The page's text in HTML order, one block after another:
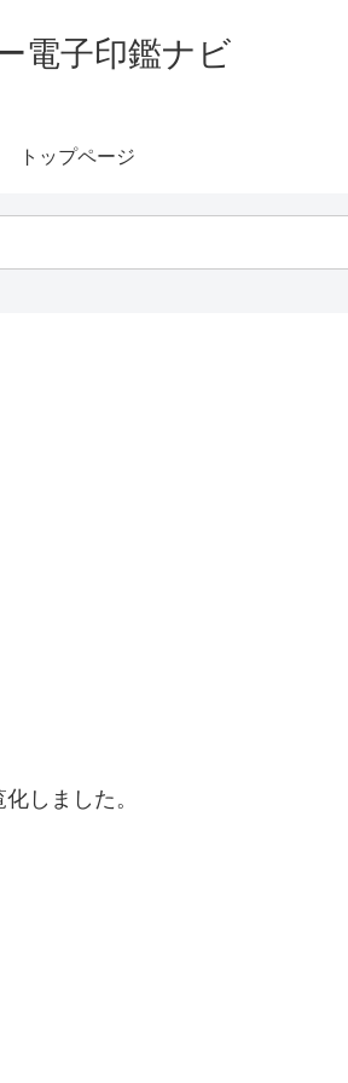
電子印鑑ナビ
トップページ
しました。